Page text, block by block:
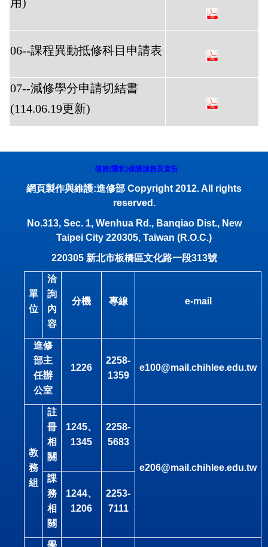
06--課程異動抵修科目申請表
07--減修學分申請切結書
(114.06.19更新)
個資(隱私)保護服務及宣告
網頁製作與維護:進修部 Copyright 2012. All rights
reserved.
No.313, Sec. 1, Wenhua Rd., Banqiao Dist., New
Taipei City 220305, Taiwan (R.O.C.)
220305 新北市板橋區文化路一段313號
單
位
洽
詢
內
容
分機 專線 e-mail
進修
部主
任辦
公室
1226
2258-
1359
e100@mail.chihlee.edu.tw
教
務
組
註
冊
相
關
1245、
1345
2258-
5683
e206@mail.chihlee.edu.tw
課
務
相
關
1244、
1206
2253-
7111
學